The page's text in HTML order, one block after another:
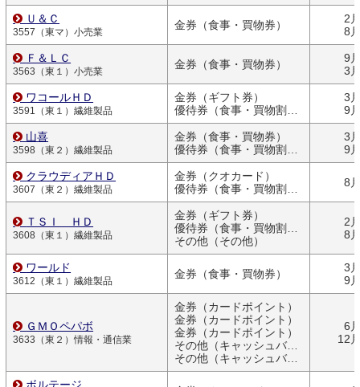
Ｕ＆Ｃ
3557（東マ）小売業
金券（食事・買物券）
2
8
Ｆ＆ＬＣ
3563（東１）小売業
金券（食事・買物券）
9
3
ワコールＨＤ
3591（東１）繊維製品
金券（ギフト券）
優待券（食事・買物割引券）
3
9
山喜
3598（東２）繊維製品
金券（食事・買物券）
優待券（食事・買物割引券）
3
9
クラウディアＨＤ
3607（東２）繊維製品
金券（クオカード）
優待券（食事・買物割引券）
8
ＴＳＩ ＨＤ
3608（東１）繊維製品
金券（ギフト券）
優待券（食事・買物割引券）
その他（その他）
2
8
ワールド
3612（東１）繊維製品
金券（食事・買物券）
3
9
ＧＭＯペパボ
3633（東２）情報・通信業
金券（カードポイント）
金券（カードポイント）
金券（カードポイント）
その他（キャッシュバック）
その他（キャッシュバック）
6
12